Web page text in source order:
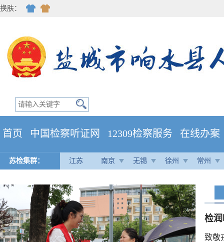
换肤：
首页 中国检察听证网 12309检察服务 在线办案
苏检集群： 江苏 南京 无锡 徐州 常州
检
致敬